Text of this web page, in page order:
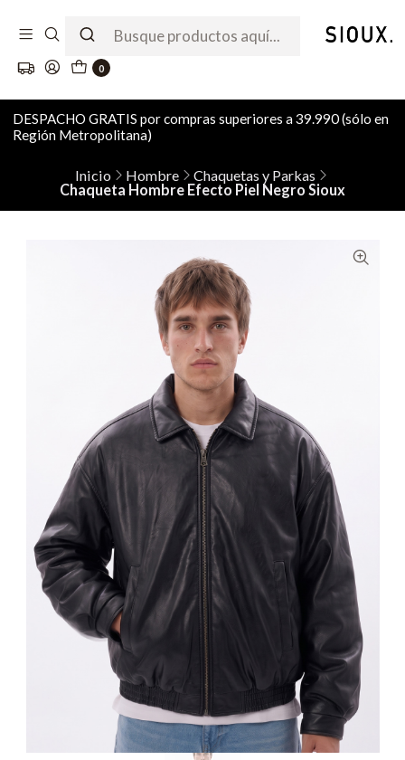
0
DESPACHO GRATIS por compras superiores a 39.990 (sólo en
Región Metropolitana)
Inicio Hombre
Chaquetas y Parkas
Chaqueta Hombre Efecto Piel Negro Sioux